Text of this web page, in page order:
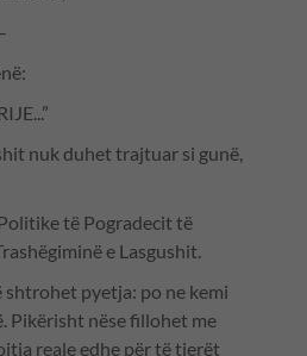
nuk duhet trajtuar si gunë,
të Pogradecit të
e Lasgushit.
pyetja: po ne kemi
Pikërisht nëse fillohet me
reale edhe për të tjerët